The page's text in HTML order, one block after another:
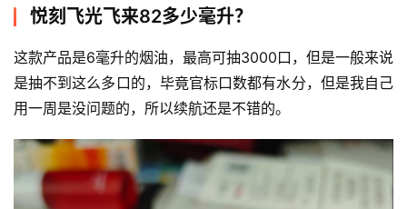
烟
科
一
电
子
悦刻飞光飞来82多少毫升？
这款产品是6毫升的烟油，最高可抽3000口，但是一般来说
是抽不到这么多口的，毕竟官标口数都有水分，但是我自己
用一周是没问题的，所以续航还是不错的。